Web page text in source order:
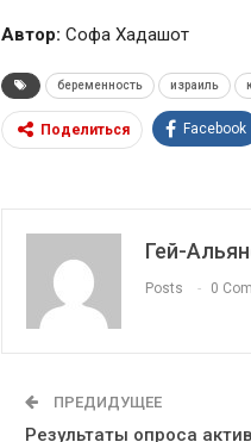
Автор: Софа Хадашот
беременность израиль
Поделиться Facebook
Гей-
Posts 0
ПРЕДИДУЩЕЕ
Результаты опроса